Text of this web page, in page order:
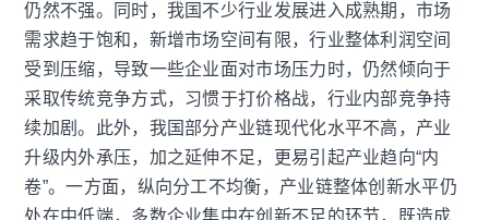
仍然不强。同时，我国不少行业发展进入成熟期，市场
需求趋于饱和，新增市场空间有限，行业整体利润空间
受到压缩，导致一些企业面对市场压力时，仍然倾向于
采取传统竞争方式，习惯于打价格战，行业内部竞争持
续加剧。此外，我国部分产业链现代化水平不高，产业
升级内外承压，加之延伸不足，更易引起产业趋向“内
卷”。一方面，纵向分工不均衡，产业链整体创新水平仍